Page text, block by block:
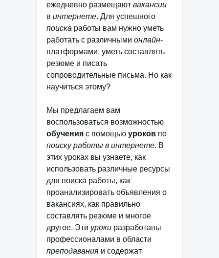
ежедневно размещают вакансии
в интернете. Для успешного
поиска работы вам нужно уметь
работать с различными онлайн-
платформами, уметь составлять
резюме и писать
сопроводительные письма. Но как
научиться этому?
Мы предлагаем вам
воспользоваться возможностью
обучения с помощью уроков по
поиску работы в интернете. В
этих уроках вы узнаете, как
использовать различные ресурсы
для поиска работы, как
проанализировать объявления о
вакансиях, как правильно
составлять резюме и многое
другое. Эти уроки разработаны
профессионалами в области
преподавания и содержат